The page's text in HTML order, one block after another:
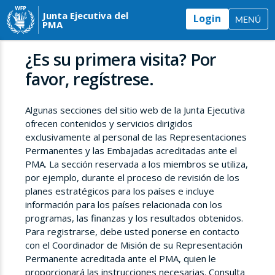
Junta Ejecutiva del
PMA Login MENÚ
¿Es su primera visita? Por
favor, regístrese.
Algunas secciones del sitio web de la Junta Ejecutiva
ofrecen contenidos y servicios dirigidos
exclusivamente al personal de las Representaciones
Permanentes y las Embajadas acreditadas ante el
PMA. La sección reservada a los miembros se utiliza,
por ejemplo, durante el proceso de revisión de los
planes estratégicos para los países e incluye
información para los países relacionada con los
programas, las finanzas y los resultados obtenidos.
Para registrarse, debe usted ponerse en contacto
con el Coordinador de Misión de su Representación
Permanente acreditada ante el PMA, quien le
proporcionará las instrucciones necesarias. Consulta